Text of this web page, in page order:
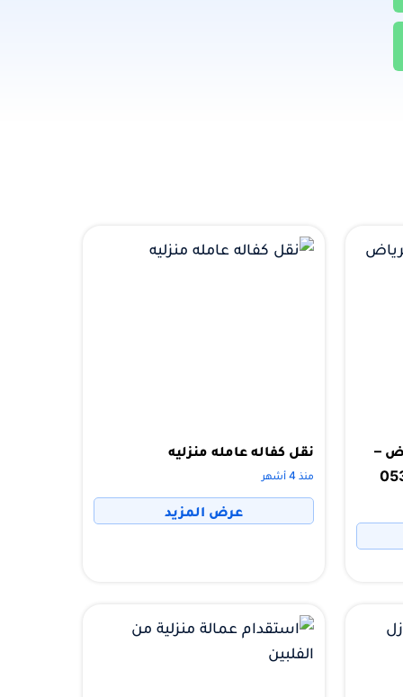
–
نقل كفاله عامله منزليه
منذ 4 أشهر
عرض المزيد